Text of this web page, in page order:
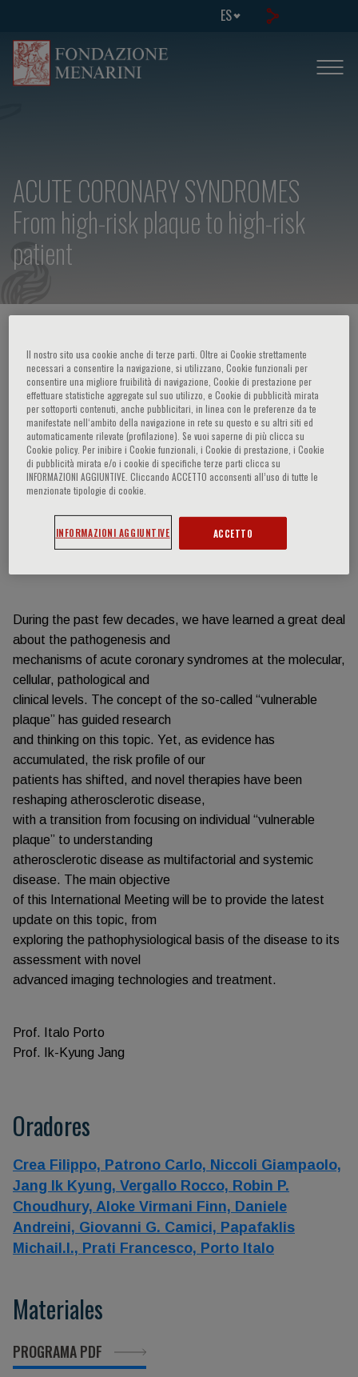
ES
ACUTE CORONARY SYNDROMES
From high-risk plaque to high-risk
patient
Información del evento
plaque to high-risk patient
During the past few decades, we have learned a great deal
about the pathogenesis and
mechanisms of acute coronary syndromes at the molecular,
cellular, pathological and
clinical levels. The concept of the so-called “vulnerable
plaque” has guided research
and thinking on this topic. Yet, as evidence has
accumulated, the risk profile of our
patients has shifted, and novel therapies have been
reshaping atherosclerotic disease,
with a transition from focusing on individual “vulnerable
plaque” to understanding
atherosclerotic disease as multifactorial and systemic
disease. The main objective
of this International Meeting will be to provide the latest
update on this topic, from
exploring the pathophysiological basis of the disease to its
assessment with novel
advanced imaging technologies and treatment.
Prof. Italo Porto
Prof. Ik-Kyung Jang
Oradores
Crea Filippo, Patrono Carlo, Niccoli Giampaolo,
Jang Ik Kyung, Vergallo Rocco, Robin P.
Choudhury, Aloke Virmani Finn, Daniele
Andreini, Giovanni G. Camici, Papafaklis
Michail.I., Prati Francesco, Porto Italo
Materiales
PROGRAMA PDF
Il nostro sito usa cookie anche di terze parti. Oltre ai Cookie strettamente
necessari a consentire la navigazione, si utilizzano, Cookie funzionali per
consentire una migliore fruibilità di navigazione, Cookie di prestazione per
effettuare statistiche aggregate sul suo utilizzo, e Cookie di pubblicità mirata
per sottoporti contenuti, anche pubblicitari, in linea con le preferenze da te
manifestate nell‘ambito della navigazione in rete su questo e su altri siti ed
automaticamente rilevate (profilazione). Se vuoi saperne di più clicca su
Cookie policy. Per inibire i Cookie funzionali, i Cookie di prestazione, i Cookie
di pubblicità mirata e/o i cookie di specifiche terze parti clicca su
INFORMAZIONI AGGIUNTIVE. Cliccando ACCETTO acconsenti all’uso di tutte le
menzionate tipologie di cookie.
INFORMAZIONI AGGIUNTIVE ACCETTO